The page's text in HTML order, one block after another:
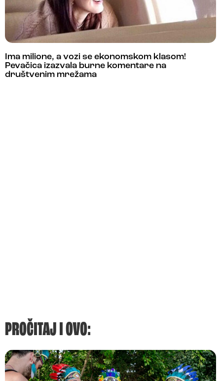
Ima milione, a vozi se ekonomskom klasom!
Pevačica izazvala burne komentare na
društvenim mrežama
PROČITAJ I OVO: